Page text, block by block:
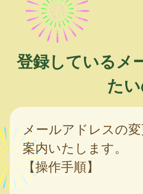
登録しているメ
た
メールアドレスの
案内いたします。
【操作手順】